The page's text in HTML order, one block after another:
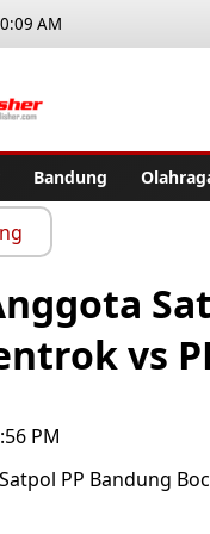
AM
Bandung
vs
PM